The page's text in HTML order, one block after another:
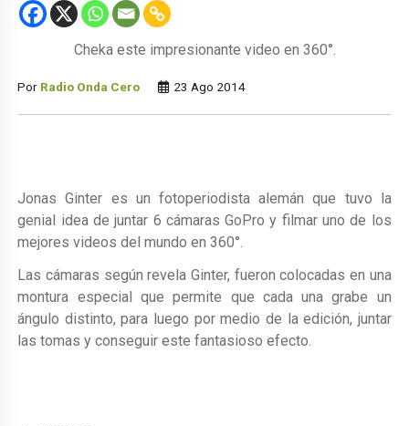
Cheka este impresionante video en 360°.
Por Radio Onda Cero 23 Ago 2014
Jonas Ginter es un fotoperiodista alemán que tuvo la
genial idea de juntar 6 cámaras GoPro y filmar uno de los
mejores videos del mundo en 360°.
Las cámaras según revela Ginter, fueron colocadas en una
montura especial que permite que cada una grabe un
ángulo distinto, para luego por medio de la edición, juntar
las tomas y conseguir este fantasioso efecto.